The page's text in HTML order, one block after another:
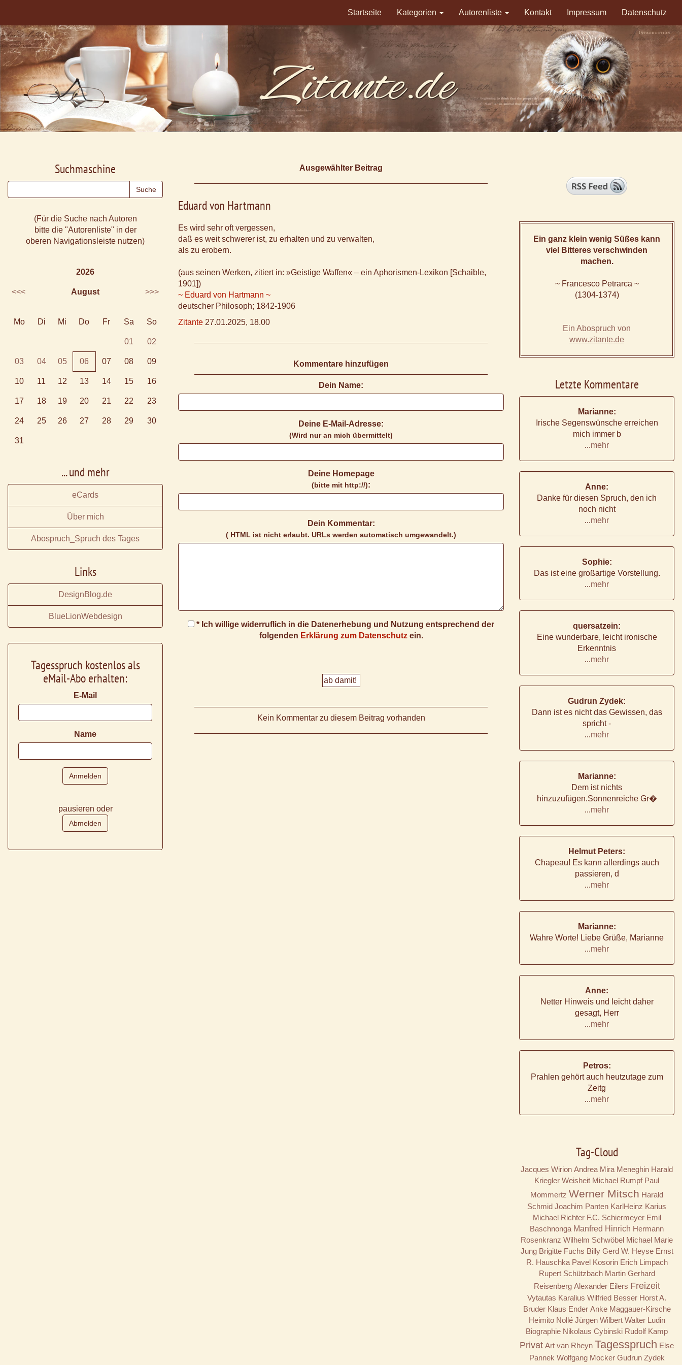
Startseite Kategorien Autorenliste Kontakt Impressum Datenschutz
Ausgewählter Beitrag
Eduard von Hartmann
Es wird sehr oft vergessen,
daß es weit schwerer ist, zu erhalten und zu verwalten,
als zu erobern.
(aus seinen Werken, zitiert in: »Geistige Waffen« – ein Aphorismen-Lexikon [Schaible,
1901])
~ Eduard von Hartmann ~
deutscher Philosoph; 1842-1906
Zitante 27.01.2025, 18.00
Kommentare hinzufügen
Dein Name:
Deine E-Mail-Adresse:
(Wird nur an mich übermittelt)
Deine Homepage
(bitte mit http://):
Dein Kommentar:
( HTML ist nicht erlaubt. URLs werden automatisch umgewandelt.)
* Ich willige widerruflich in die Datenerhebung und Nutzung entsprechend der
folgenden Erklärung zum Datenschutzein.
Kein Kommentar zu diesem Beitrag vorhanden
Suchmaschine
(Für die Suche nach Autoren
bitte die "Autorenliste" in der
oberen Navigationsleiste nutzen)
2026
<<< August >>>
Mo Di Mi Do Fr Sa So
01 02
03 04 05 06 07 08 09
10 11 12 13 14 15 16
17 18 19 20 21 22 23
24 25 26 27 28 29 30
31
... und mehr
eCards
Über mich
Abospruch_Spruch des Tages
Links
DesignBlog.de
BlueLionWebdesign
Tagesspruch kostenlos als
eMail-Abo erhalten:
E-Mail
Name
pausieren oder
Ein ganz klein wenig Süßes kann
viel Bitteres verschwinden
machen.
~ Francesco Petrarca ~
(1304-1374)
Ein Abospruch von
www.zitante.de
Letzte Kommentare
Marianne:
Irische Segenswünsche erreichen
mich immer b
...mehr
Anne:
Danke für diesen Spruch, den ich
noch nicht
...mehr
Sophie:
Das ist eine großartige Vorstellung.
...mehr
quersatzein:
Eine wunderbare, leicht ironische
Erkenntnis
...mehr
Gudrun Zydek:
Dann ist es nicht das Gewissen, das
spricht -
...mehr
Marianne:
Dem ist nichts
hinzuzufügen.Sonnenreiche Gr�
...mehr
Helmut Peters:
Chapeau! Es kann allerdings auch
passieren, d
...mehr
Marianne:
Wahre Worte! Liebe Grüße, Marianne
...mehr
Anne:
Netter Hinweis und leicht daher
gesagt, Herr
...mehr
Petros:
Prahlen gehört auch heutzutage zum
Zeitg
...mehr
Tag-Cloud
Jacques Wirion Andrea Mira Meneghin Harald
Kriegler Weisheit Michael Rumpf Paul
Mommertz Werner Mitsch Harald
Schmid Joachim Panten KarlHeinz Karius
Michael Richter F.C. Schiermeyer Emil
Baschnonga Manfred Hinrich Hermann
Rosenkranz Wilhelm Schwöbel Michael Marie
Jung Brigitte Fuchs Billy Gerd W. Heyse Ernst
R. Hauschka Pavel Kosorin Erich Limpach
Rupert Schützbach Martin Gerhard
Reisenberg Alexander Eilers Freizeit
Vytautas Karalius Wilfried Besser Horst A.
Bruder Klaus Ender Anke Maggauer-Kirsche
Heimito Nollé Jürgen Wilbert Walter Ludin
Biographie Nikolaus Cybinski Rudolf Kamp
Privat Art van Rheyn Tagesspruch Else
Pannek Wolfgang Mocker Gudrun Zydek